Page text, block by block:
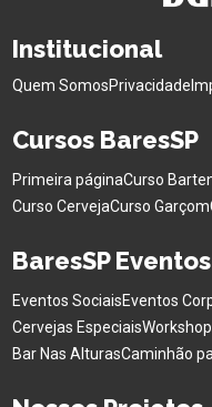
Institucional
Quem SomosPrivacidade
Cursos BaresSP
Primeira páginaCurso
Curso CervejaCurso Garçom
BaresSP Eventos
Eventos SociaisEventos
Cervejas Especiais
Bar Nas AlturasCaminhão